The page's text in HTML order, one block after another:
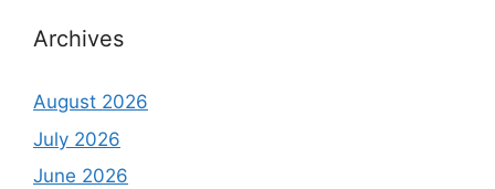
Archives
August 2026
July 2026
June 2026